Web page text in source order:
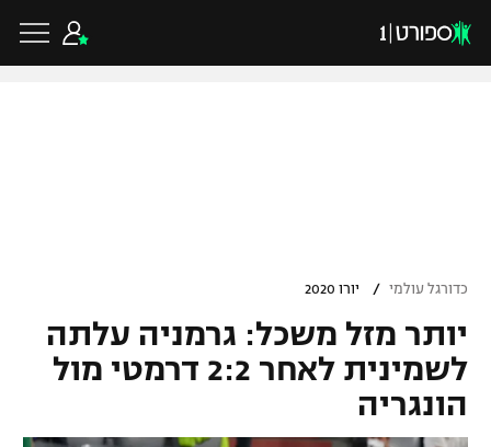
גביע הטוטו
ליגיונרים
ליגת האלופות
ליגה אירופית
ליגה אנגלית
כדורסל ישראלי
ליגת ווינר סל
כדורסל עולמי
כדורגל עולמי / יורו 2020
יותר מזל משכל: גרמניה עלתה
לשמינית לאחר 2:2 דרמטי מול
הונגריה